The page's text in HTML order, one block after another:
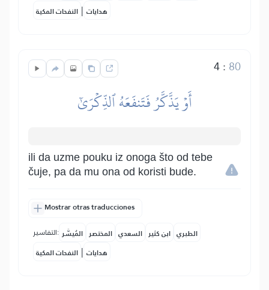
النفحات المكية | هدايات
4: 80
أَوۡ يَذَّكَّرُ فَتَنفَعَهُ ٱلذِّكۡرَىٰٓ
ili da uzme pouku iz onoga što od tebe
čuje, pa da mu ona od koristi bude.
Mostrar otras traducciones
التفاسير: المُيسَّر المختصر السعدي ابن كثير الطبري
النفحات المكية | هدايات